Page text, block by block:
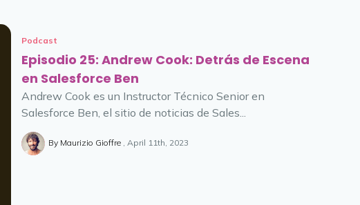
Podcast
Episodio 25: Andrew Cook: Detrás de Escena
en Salesforce Ben
Andrew Cook es un Instructor Técnico Senior en
Salesforce Ben, el sitio de noticias de Sales...
By Maurizio Gioffre April 11th, 2023